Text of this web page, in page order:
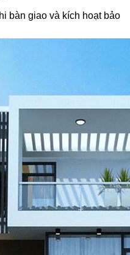
bàn giao và kích hoạt bảo